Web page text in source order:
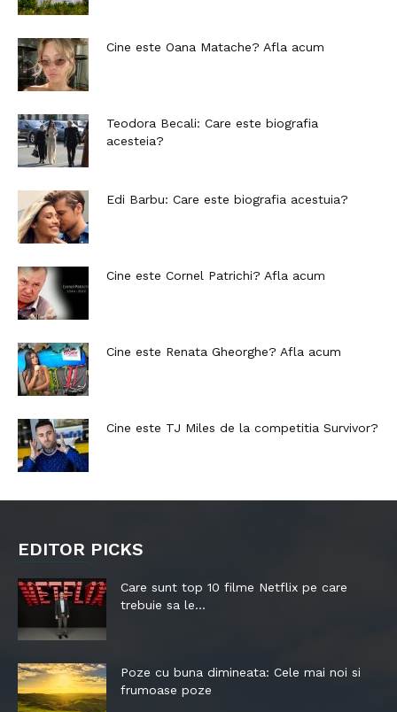
Cine este Oana Matache? Afla acum
Teodora Becali: Care este biografia
acesteia?
Edi Barbu: Care este biografia acestuia?
Cine este Cornel Patrichi? Afla acum
Cine este Renata Gheorghe? Afla acum
Cine este TJ Miles de la competitia Survivor?
EDITOR PICKS
Care sunt top 10 filme Netflix pe care
trebuie sa le...
Poze cu buna dimineata: Cele mai noi si
frumoase poze